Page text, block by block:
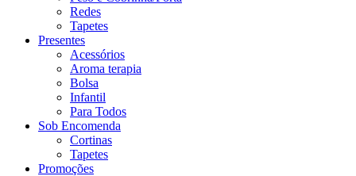
Redes
Tapetes
Presentes
Acessórios
Aroma terapia
Bolsa
Infantil
Para Todos
Sob Encomenda
Cortinas
Tapetes
Promoções